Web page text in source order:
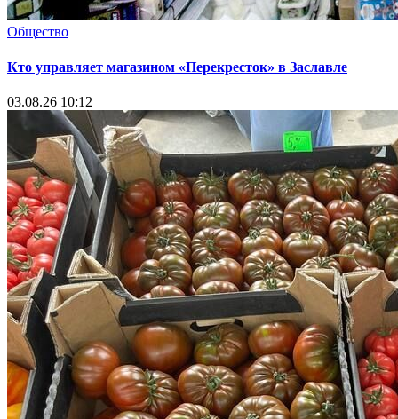
Общество
Кто управляет магазином «Перекресток» в Заславле
03.08.26 10:12